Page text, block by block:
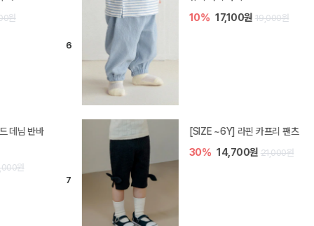
10% 17,100원 19,000원
[SIZE ~6Y] 라핀 카프리 팬츠
30% 14,700원 21,000원